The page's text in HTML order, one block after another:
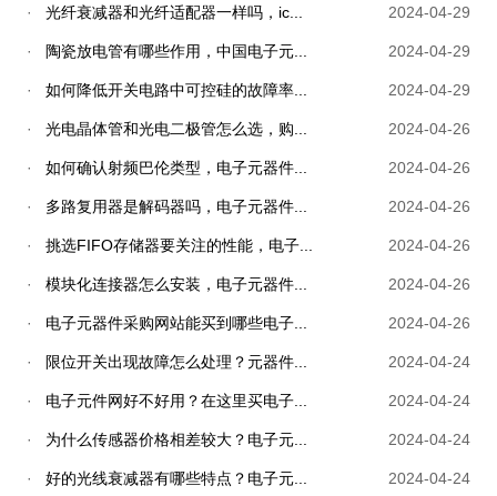
· 光纤衰减器和光纤适配器一样吗，ic... 2024-04-29
· 陶瓷放电管有哪些作用，中国电子元... 2024-04-29
· 如何降低开关电路中可控硅的故障率... 2024-04-29
· 光电晶体管和光电二极管怎么选，购... 2024-04-26
· 如何确认射频巴伦类型，电子元器件... 2024-04-26
· 多路复用器是解码器吗，电子元器件... 2024-04-26
· 挑选FIFO存储器要关注的性能，电子... 2024-04-26
· 模块化连接器怎么安装，电子元器件... 2024-04-26
· 电子元器件采购网站能买到哪些电子... 2024-04-26
· 限位开关出现故障怎么处理？元器件... 2024-04-24
· 电子元件网好不好用？在这里买电子... 2024-04-24
· 为什么传感器价格相差较大？电子元... 2024-04-24
· 好的光线衰减器有哪些特点？电子元... 2024-04-24